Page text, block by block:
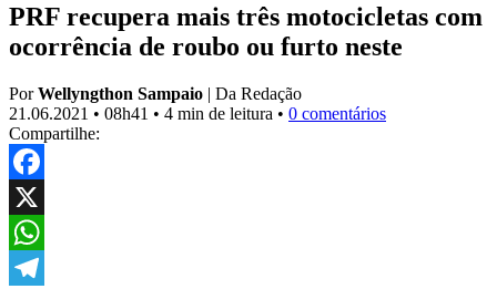
PRF recupera mais três motocicletas com
ocorrência de roubo ou furto neste
PorWellyngthon Sampaio | Da Redação
21.06.2021 • 08h41 • 4 min de leitura • 0 comentários
Compartilhe:
Facebook
X
WhatsApp